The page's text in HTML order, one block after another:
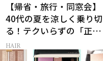
【帰省・旅行・同窓会】
40代の夏を涼しく乗り切
る！テクいらずの「正解
ヘアアレンジ」3選
HAIR